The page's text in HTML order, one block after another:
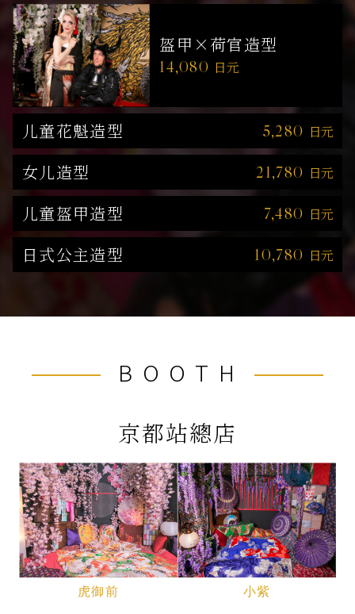
盔甲×荷官造型
14,080 日元
儿童花魁造型 5,280 日元
女儿造型 21,780 日元
儿童盔甲造型 7,480 日元
日式公主造型 10,780 日元
BOOTH
京都站總店
虎御前 小紫